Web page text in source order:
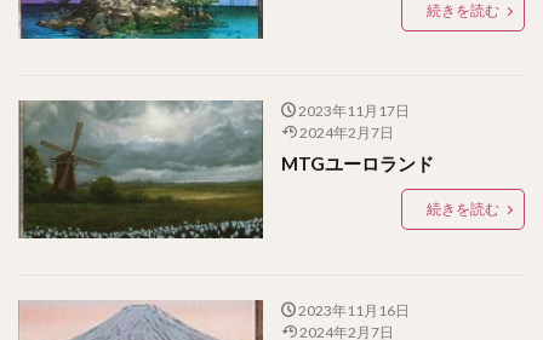
続きを読む
2023年11月17日
2024年2月7日
MTGユーロランド
続きを読む
2023年11月16日
2024年2月7日